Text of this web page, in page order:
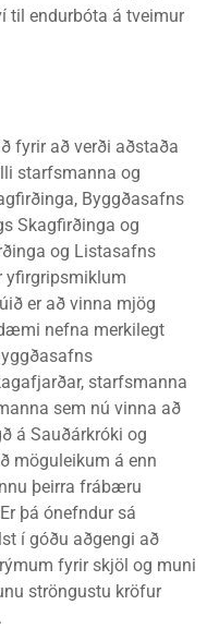
til endurbóta á tveimur
fyrir að verði aðstaða
starfsmanna og
Byggðasafns
Skagfirðinga og
og Listasafns
yfirgripsmiklum
er að vinna mjög
nefna merkilegt
starfsmanna
sem nú vinna að
á Sauðárkróki og
möguleikum á enn
þeirra frábæru
þá ónefndur sá
í góðu aðgengi að
fyrir skjöl og muni
ströngustu kröfur